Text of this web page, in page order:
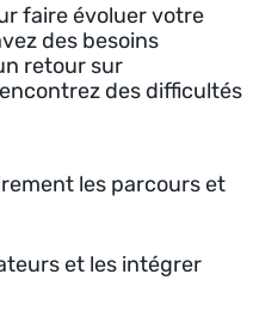
faire évoluer votre
des besoins
retour sur
des difficultés
les parcours et
et les intégrer